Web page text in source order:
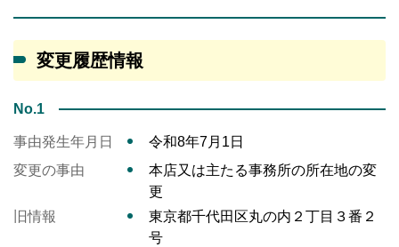
変更履歴情報
No.1
事由発生年月日
令和8年7月1日
変更の事由
本店又は主たる事務所の所在地の変
更
旧情報
東京都千代田区丸の内２丁目３番２
号